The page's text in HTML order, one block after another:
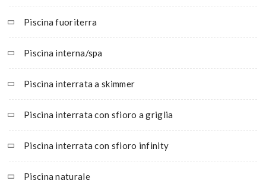
Piscina fuoriterra
Piscina interna/spa
Piscina interrata a skimmer
Piscina interrata con sfioro a griglia
Piscina interrata con sfioro infinity
Piscina naturale